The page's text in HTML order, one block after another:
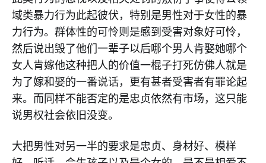
域类暴力行为此起彼伏，特别是男性对于女性的暴
力行为。群体性的可怜则是感到受害对象好可怜，
然后说出毁了他们一辈子以后哪个男人肯娶她哪个
女人肯嫁他这种把人的价值一棍子打死仿佛人就是
为了嫁和娶的一番说话，更有甚者受害者有罪论起
来。而同样不能否定的是忠贞依然有市场，这只能
说男权社会依旧没变。
大把男性对另一半的要求是忠贞、身材好、模样